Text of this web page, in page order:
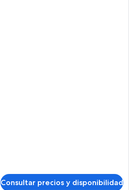
Consultar precios y disponibilidad